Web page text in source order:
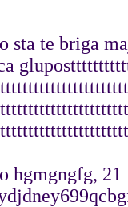
sta te briga
hgmgngfg,